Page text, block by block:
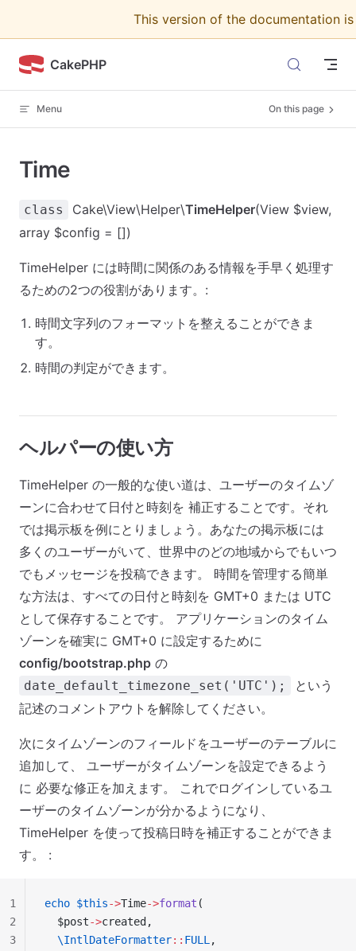
This version of the documentation
CakePHP
Menu On this page
Time
class Cake\View\Helper\TimeHelper(View $view,
array $config = [])
TimeHelper には時間に関係のある情報を手早く処理す
るための2つの役割があります。:
時間文字列のフォーマットを整えることができま
す。
時間の判定ができます。
ヘルパーの使い方
TimeHelper の一般的な使い道は、ユーザーのタイムゾ
ーンに合わせて日付と時刻を 補正することです。それ
では掲示板を例にとりましょう。あなたの掲示板には
多くのユーザーがいて、世界中のどの地域からでもいつ
でもメッセージを投稿できます。 時間を管理する簡単
な方法は、すべての日付と時刻を GMT+0 または UTC
として保存することです。 アプリケーションのタイム
ゾーンを確実に GMT+0 に設定するために
config/bootstrap.php の
date_default_timezone_set('UTC');
という
記述のコメントアウトを解除してください。
次にタイムゾーンのフィールドをユーザーのテーブルに
追加して、 ユーザーがタイムゾーンを設定できるよう
に 必要な修正を加えます。 これでログインしているユ
ーザーのタイムゾーンが分かるようになり、
TimeHelper を使って投稿日時を補正することができま
す。 :
echo $this->Time->format (
  $post
->created,
  \IntlDateFormatter
:: FULL ,
1
2
3